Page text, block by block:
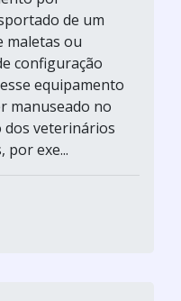
de um
maletas ou
configuração
equipamento
manuseado no
veterinários
por exe...